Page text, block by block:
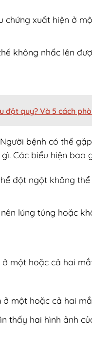
chứng xuất hiện ở
không nhấc lên
đột quỵ? Và 5 cách
bệnh có thể
Các biểu hiện bao
đột ngột không
lúng túng hoặc
một hoặc cả hai
ở một hoặc cả hai
thấy hai hình ảnh